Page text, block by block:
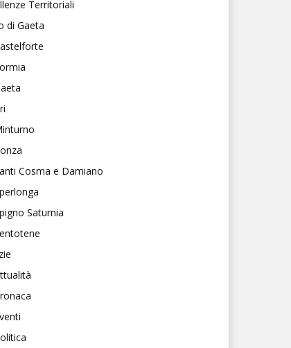
Territoriali
di Gaeta
Cosma e Damiano
Saturnia